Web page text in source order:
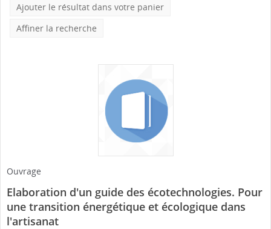
Ajouter le résultat dans votre panier
Affiner la recherche
Ouvrage
Elaboration d'un guide des écotechnologies. Pour
une transition énergétique et écologique dans
l'artisanat